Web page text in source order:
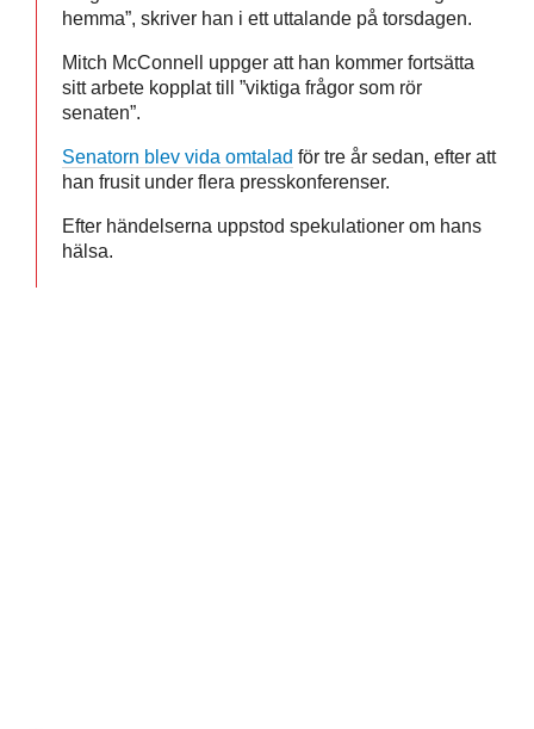
hemma”, skriver han i ett uttalande på torsdagen.
Mitch McConnell uppger att han kommer fortsätta
sitt arbete kopplat till ”viktiga frågor som rör
senaten”.
Senatorn blev vida omtalad för tre år sedan, efter att
han frusit under flera presskonferenser.
Efter händelserna uppstod spekulationer om hans
hälsa.